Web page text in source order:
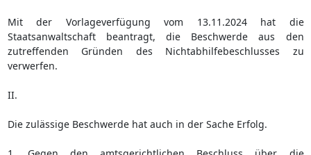
Mit der Vorlageverfügung vom 13.11.2024 hat die
Staatsanwaltschaft beantragt, die Beschwerde aus den
zutreffenden Gründen des Nichtabhilfebeschlusses zu
verwerfen.
II.
Die zulässige Beschwerde hat auch in der Sache Erfolg.